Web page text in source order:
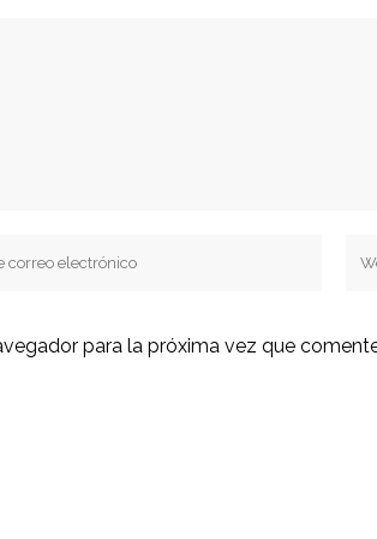
para la próxima vez que